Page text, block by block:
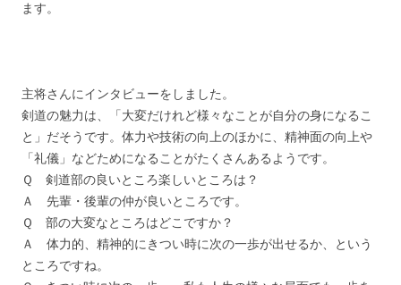
ます。
主将さんにインタビューをしました。
剣道の魅力は、「大変だけれど様々なことが自分の身になるこ
と」だそうです。体力や技術の向上のほかに、精神面の向上や
「礼儀」などためになることがたくさんあるようです。
Ｑ 剣道部の良いところ楽しいところは？
Ａ 先輩・後輩の仲が良いところです。
Ｑ 部の大変なところはどこですか？
Ａ 体力的、精神的にきつい時に次の一歩が出せるか、という
ところですね。